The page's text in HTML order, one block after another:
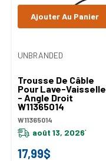
UNBRANDED
Trousse De Câble
Pour Lave-Vaisselle
- Angle Droit
W11365014
W11365014
août 13, 2026*
17,99$
Ajouter Au Panier